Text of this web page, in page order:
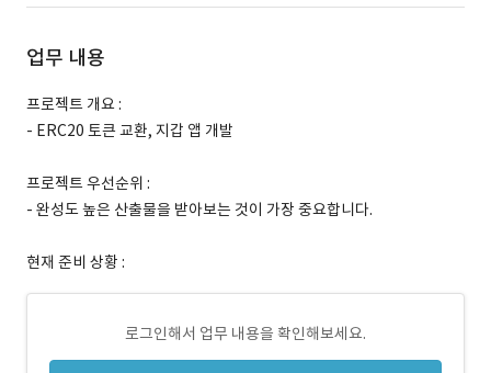
업무 내용
프로젝트 개요 :
- ERC20 토큰 교환, 지갑 앱 개발
프로젝트 우선순위 :
- 완성도 높은 산출물을 받아보는 것이 가장 중요합니다.
현재 준비 상황 :
로그인해서 업무 내용을 확인해보세요.